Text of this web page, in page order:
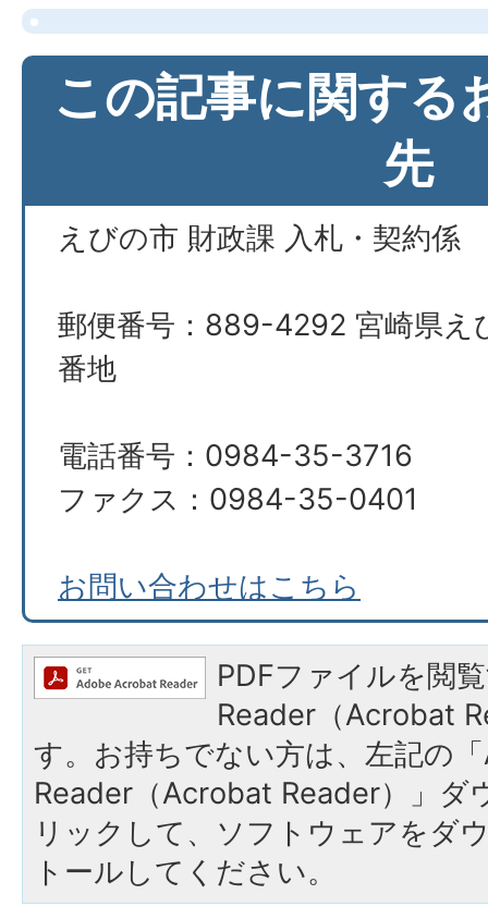
この記事に関する
先
えびの市 財政課 入札・契約係
郵便番号：889-4292 宮崎県え
番地
電話番号：0984-35-3716
ファクス：0984-35-0401
お問い合わせはこちら
PDFファイルを閲
Reader（Acrobat
す。お持ちでない方は、左記の
Reader（Acrobat Reader）」ダ
リックして、ソフトウェアをダ
トールしてください。